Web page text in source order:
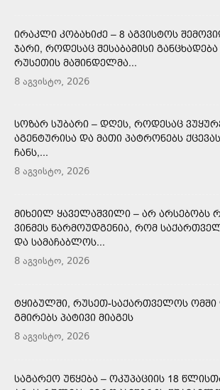
ᲘᲠᲐᲙᲚᲘ ᲙᲝᲑᲐᲮᲘᲫᲔ – 8 ᲐᲒᲕᲘᲡᲢᲝᲡ
ᲯᲐᲠᲘ, ᲠᲝᲓᲔᲡᲐᲪ ᲨᲔᲡᲐᲑᲐᲛᲘᲡᲘ
ᲠᲣᲡᲔᲗᲘᲡ ᲛᲐᲨᲘᲜᲓᲔᲚᲛᲐ...
8 აგვისტო, 2026
ᲡᲝᲖᲐᲠ ᲡᲣᲑᲐᲠᲘ – ᲓᲦᲔᲡ, ᲠᲝᲓᲔᲡᲐᲪ
ᲐᲒᲔᲜᲢᲣᲠᲘᲡᲐ ᲓᲐ ᲛᲐᲗᲘ ᲞᲐᲢᲠᲝᲜᲔᲑᲡ
ᲩᲐᲜᲡ,...
8 აგვისტო, 2026
ᲛᲘᲮᲔᲘᲚ ᲧᲐᲕᲔᲚᲐᲨᲕᲘᲚᲘ – ᲐᲠ ᲐᲠᲡᲔᲑᲝᲑᲡ
ᲕᲘᲜᲛᲔᲡ ᲬᲐᲠᲛᲝᲣᲓᲒᲔᲜᲘᲐ, ᲠᲝᲛ
ᲓᲐ ᲡᲐᲛᲐᲩᲐᲑᲚᲝᲡ...
8 აგვისტო, 2026
ᲢᲧᲘᲑᲣᲚᲨᲘ, ᲠᲣᲡᲔᲗ-ᲡᲐᲥᲐᲠᲗᲕᲔᲚᲝᲡ
ᲒᲛᲘᲠᲔᲑᲡ ᲞᲐᲢᲘᲕᲘ ᲛᲘᲐᲒᲔᲡ
8 აგვისტო, 2026
ᲡᲐᲒᲐᲠᲔᲝ ᲣᲬᲧᲔᲑᲐ – ᲝᲙᲣᲞᲐᲪᲘᲘᲡ 18